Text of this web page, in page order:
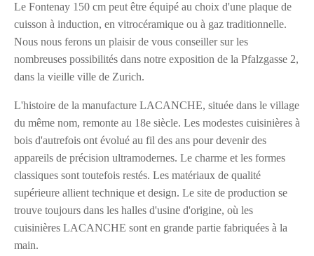
Le Fontenay 150 cm peut être équipé au choix d'une plaque de
cuisson à induction, en vitrocéramique ou à gaz traditionnelle.
Nous nous ferons un plaisir de vous conseiller sur les
nombreuses possibilités dans notre exposition de la Pfalzgasse 2,
dans la vieille ville de Zurich.
L'histoire de la manufacture LACANCHE, située dans le village
du même nom, remonte au 18e siècle. Les modestes cuisinières à
bois d'autrefois ont évolué au fil des ans pour devenir des
appareils de précision ultramodernes. Le charme et les formes
classiques sont toutefois restés. Les matériaux de qualité
supérieure allient technique et design. Le site de production se
trouve toujours dans les halles d'usine d'origine, où les
cuisinières LACANCHE sont en grande partie fabriquées à la
main.